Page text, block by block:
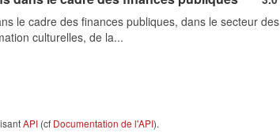
le cadre des finances publiques, dans le secteur des
culturelles, de la...
API (cf Documentation de l'API).